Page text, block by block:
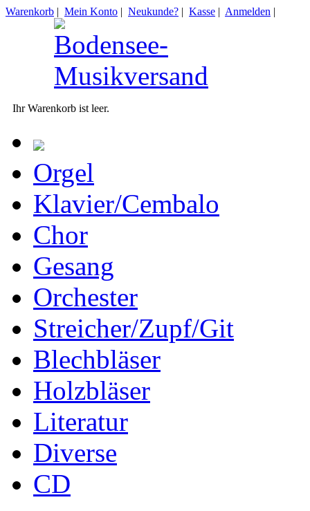
Warenkorb | Mein Konto | Neukunde? | Kasse | Anmelden |
Ihr Warenkorb ist leer.
Orgel
Klavier/Cembalo
Chor
Gesang
Orchester
Streicher/Zupf/Git
Blechbläser
Holzbläser
Literatur
Diverse
CD